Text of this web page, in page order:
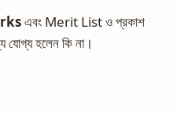
এবং Merit List ও প্রকাশ
যোগ্য হলেন কি না।